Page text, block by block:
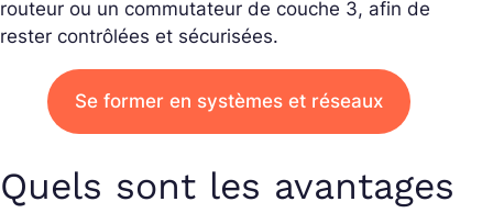
routeur ou un commutateur de couche 3, afin de
rester contrôlées et sécurisées.
Se former en systèmes et réseaux
Quels sont les avantages